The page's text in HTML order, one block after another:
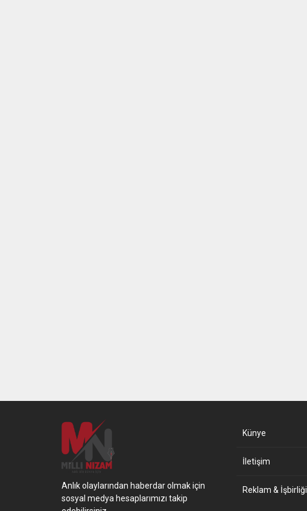
Anlık olaylarından haberdar olmak için
sosyal medya hesaplarımızı takip
Künye
İletişim
Reklam & İşbirliği